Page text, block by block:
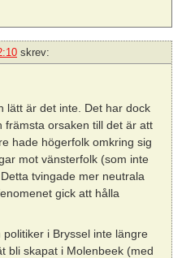
skrev:
lätt är det inte. Det har dock
främsta orsaken till det är att
hade högerfolk omkring sig
mot vänsterfolk (som inte
tvingade mer neutrala
gick att hålla
i Bryssel inte längre
bli skapat i Molenbeek (med